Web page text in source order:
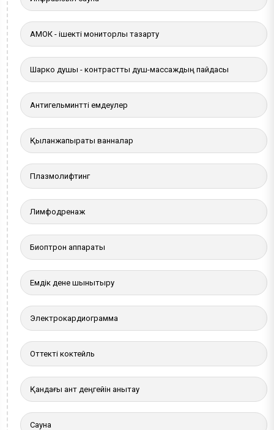
АМОК - ішекті мониторлы тазарту
Шарко душы - контрастты душ-массаждың пайдасы
Антигельминтті емдеулер
Қылқанжапырақты ванналар
Плазмолифтинг
Лимфодренаж
Биоптрон аппараты
Емдік дене шынықтыру
Электрокардиограмма
Оттекті коктейль
Қандағы қант деңгейін анықтау
Сауна